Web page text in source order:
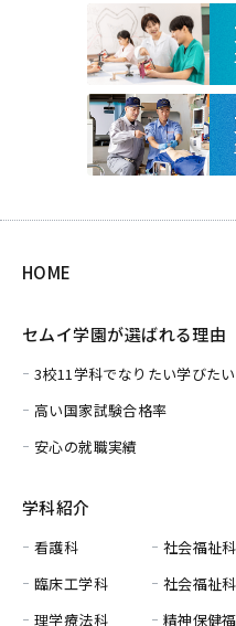
HOME
セムイ学園が選ばれる理由
3校11学科でなりたい学びた
高い国家試験合格率
安心の就職実績
学科紹介
看護科
臨床工学科
理学療法科
社会福祉
社会福祉
精神保健